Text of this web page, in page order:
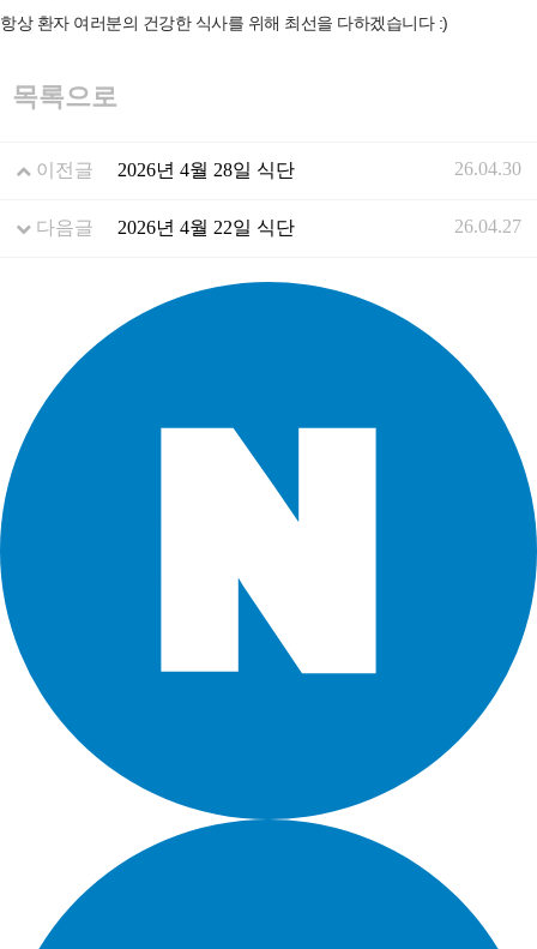
항상 환자 여러분의 건강한 식사를 위해 최선을 다하겠습니다 :)
목록으로
이전글 2026년 4월 28일 식단 26.04.30
다음글 2026년 4월 22일 식단 26.04.27